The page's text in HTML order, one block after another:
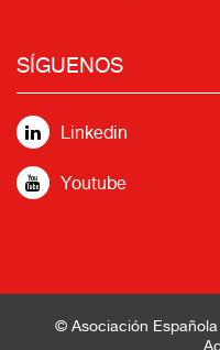
SÍGUENOS
Linkedin
Youtube
© Asociación